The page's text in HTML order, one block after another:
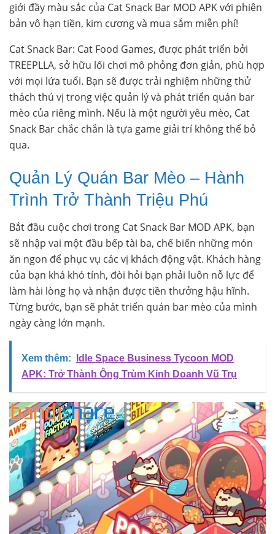
giới đầy màu sắc của Cat Snack Bar MOD APK với phiên
bản vô hạn tiền, kim cương và mua sắm miễn phí!
Cat Snack Bar: Cat Food Games, được phát triển bởi
TREEPLLA, sở hữu lối chơi mô phỏng đơn giản, phù hợp
với mọi lứa tuổi. Bạn sẽ được trải nghiệm những thử
thách thú vị trong việc quản lý và phát triển quán bar
mèo của riêng mình. Nếu là một người yêu mèo, Cat
Snack Bar chắc chắn là tựa game giải trí không thể bỏ
qua.
Quản Lý Quán Bar Mèo – Hành
Trình Trở Thành Triệu Phú
Bắt đầu cuộc chơi trong Cat Snack Bar MOD APK, bạn
sẽ nhập vai một đầu bếp tài ba, chế biến những món
ăn ngon để phục vụ các vị khách động vật. Khách hàng
của bạn khá khó tính, đòi hỏi bạn phải luôn nỗ lực để
làm hài lòng họ và nhận được tiền thưởng hậu hĩnh.
Từng bước, bạn sẽ phát triển quán bar mèo của mình
ngày càng lớn mạnh.
Xem thêm:
Idle Space Business Tycoon MOD
APK: Trở Thành Ông Trùm Kinh Doanh Vũ Trụ